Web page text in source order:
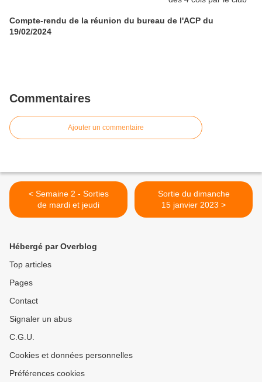
Compte-rendu de la réunion du bureau de l'ACP du
19/02/2024
Commentaires
Ajouter un commentaire
< Semaine 2 - Sorties
de mardi et jeudi
Sortie du dimanche
15 janvier 2023 >
Hébergé par Overblog
Top articles
Pages
Contact
Signaler un abus
C.G.U.
Cookies et données personnelles
Préférences cookies